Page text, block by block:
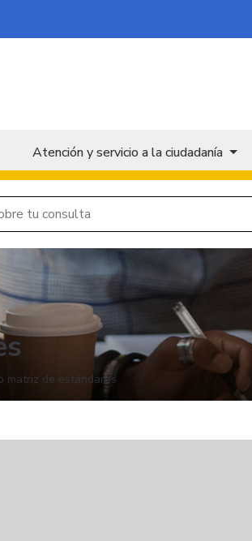
Atención y servicio a la ciudadanía
matriz de estándares